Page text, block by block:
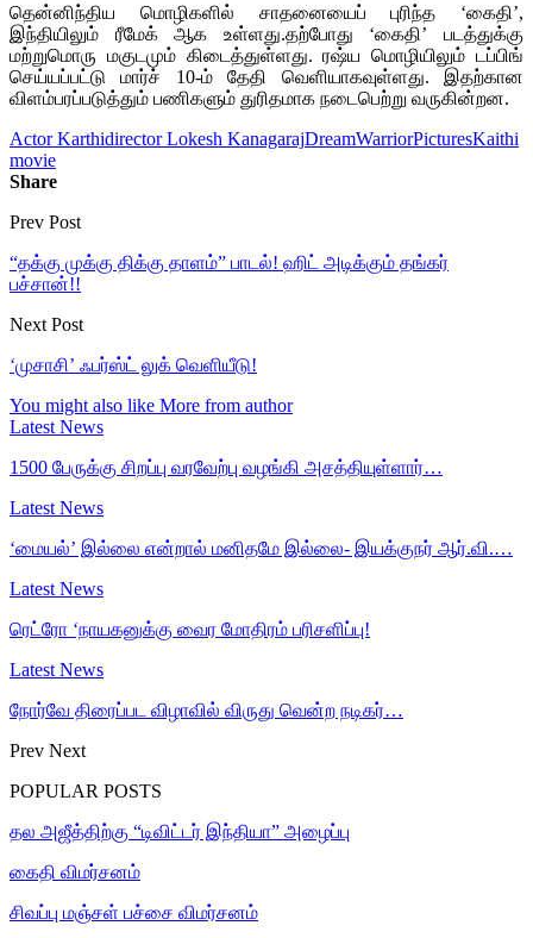
தென்னிந்திய மொழிகளில் சாதனையைப் புரிந்த ‘கைதி’,
இந்தியிலும் ரீமேக் ஆக உள்ளது.தற்போது ‘கைதி’ படத்துக்கு
மற்றுமொரு மகுடமும் கிடைத்துள்ளது. ரஷ்ய மொழியிலும் டப்பிங்
செய்யப்பட்டு மார்ச் 10-ம் தேதி வெளியாகவுள்ளது. இதற்கான
விளம்பரப்படுத்தும் பணிகளும் துரிதமாக நடைபெற்று வருகின்றன.
Actor Karthidirector Lokesh KanagarajDreamWarriorPicturesKaithi
movie
Share
Prev Post
“தக்கு முக்கு திக்கு தாளம்” பாடல்! ஹிட் அடிக்கும் தங்கர்
பச்சான்!!
Next Post
‘முசாசி’ ஃபர்ஸ்ட் லுக் வெளியீடு!
You might also like More from author
Latest News
1500 பேருக்கு சிறப்பு வரவேற்பு வழங்கி அசத்தியுள்ளார்…
Latest News
‘மையல்’ இல்லை என்றால் மனிதமே இல்லை- இயக்குநர் ஆர்.வி.…
Latest News
ரெட்ரோ ‘நாயகனுக்கு வைர மோதிரம் பரிசளிப்பு!
Latest News
நோர்வே திரைப்பட விழாவில் விருது வென்ற நடிகர்…
Prev Next
POPULAR POSTS
தல அஜீத்திற்கு “டிவிட்டர் இந்தியா” அழைப்பு
கைதி விமர்சனம்
சிவப்பு மஞ்சள் பச்சை விமர்சனம்